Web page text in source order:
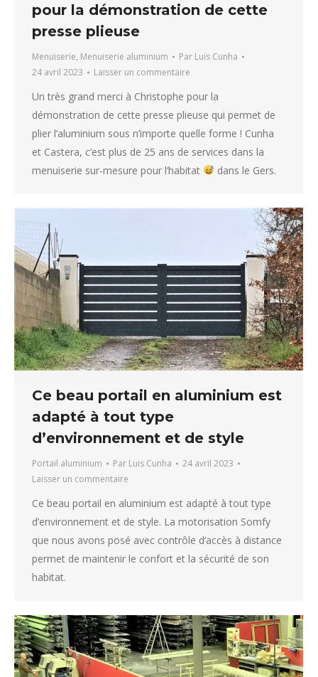
pour la démonstration de cette
presse plieuse
Menuiserie, Menuiserie aluminium Par Luis Cunha
24 avril 2023
Laisser un commentaire
Un très grand merci à Christophe pour la
démonstration de cette presse plieuse qui permet de
plier l’aluminium sous n’importe quelle forme ! Cunha
et Castera, c’est plus de 25 ans de services dans la
menuiserie sur-mesure pour l’habitat
dans le Gers.
Ce beau portail en aluminium est
adapté à tout type
d’environnement et de style
Portail aluminium Par Luis Cunha
24 avril 2023
Laisser un commentaire
Ce beau portail en aluminium est adapté à tout type
d’environnement et de style. La motorisation Somfy
que nous avons posé avec contrôle d’accès à distance
permet de maintenir le confort et la sécurité de son
habitat.